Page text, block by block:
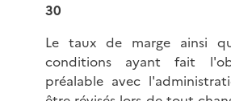
30
Le taux de marge ainsi
conditions ayant fait
préalable avec